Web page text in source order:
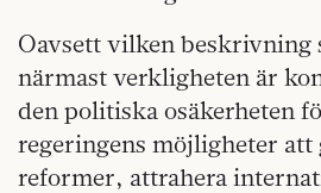
Oavsett vilken beskrivning
närmast verkligheten är
den politiska osäkerheten
regeringens möjligheter att
reformer, attrahera